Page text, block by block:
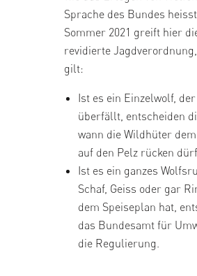
Sprache des Bundes
Sommer 2021 greift hier
revidierte
gilt:
Ist es ein Einzelwolf,
überfällt, entscheiden
wann die Wildhüter
auf den Pelz rücken
Ist es ein ganzes
Schaf, Geiss oder gar
dem Speiseplan hat,
das Bundesamt für
die Regulierung.